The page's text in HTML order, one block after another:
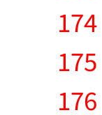
174
175
176